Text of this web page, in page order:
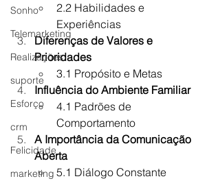
Sonho
Telemarketing
Realizações
suporte
Esforço
crm
Felicidade
marketing
2.2 Habilidades e
Experiências
Diferenças de Valores e
Prioridades
3.1 Propósito e Metas
Influência do Ambiente Familiar
4.1 Padrões de
Comportamento
A Importância da Comunicação
Aberta
5.1 Diálogo Constante